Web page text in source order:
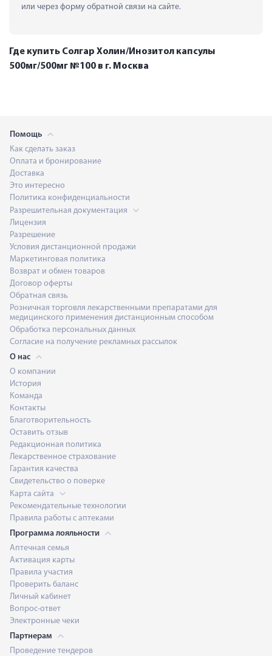
или через форму обратной связи на сайте.
Где купить Солгар Холин/Инозитол капсулы
500мг/500мг №100 в г. Москва
Помощь
Как сделать заказ
Оплата и бронирование
Доставка
Это интересно
Политика конфиденциальности
Разрешительная документация
Лицензия
Разрешение
Условия дистанционной продажи
Маркетинговая политика
Возврат и обмен товаров
Договор оферты
Обратная связь
Розничная торговля лекарственными препаратами для
медицинского применения дистанционным способом
Обработка персональных данных
Согласие на получение рекламных рассылок
О нас
О компании
История
Команда
Контакты
Благотворительность
Оставить отзыв
Редакционная политика
Лекарственное страхование
Гарантия качества
Свидетельство о поверке
Карта сайта
Рекомендательные технологии
Правила работы с аптеками
Программа лояльности
Аптечная семья
Активация карты
Правила участия
Проверить баланс
Личный кабинет
Вопрос-ответ
Электронные чеки
Партнерам
Проведение тендеров